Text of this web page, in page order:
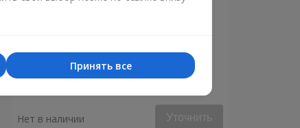
Композиция "Биение сердца"
Нет в наличии Уточнить
Принять все